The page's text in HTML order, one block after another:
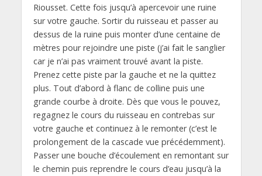
Riousset. Cette fois jusqu’à apercevoir une ruine
sur votre gauche. Sortir du ruisseau et passer au
dessus de la ruine puis monter d’une centaine de
mètres pour rejoindre une piste (j’ai fait le sanglier
car je n’ai pas vraiment trouvé avant la piste.
Prenez cette piste par la gauche et ne la quittez
plus. Tout d’abord à flanc de colline puis une
grande courbe à droite. Dès que vous le pouvez,
regagnez le cours du ruisseau en contrebas sur
votre gauche et continuez à le remonter (c’est le
prolongement de la cascade vue précédemment).
Passer une bouche d’écoulement en remontant sur
le chemin puis reprendre le cours d’eau jusqu’à la